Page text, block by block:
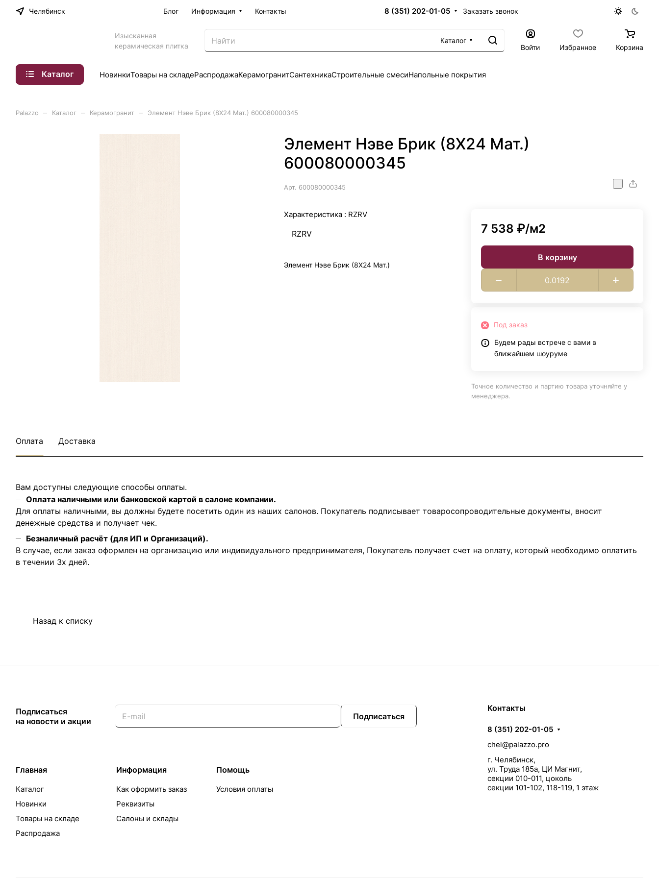
Челябинск Блог Информация Контакты 8 (351) 202-01-05 Заказать звонок
Изысканная
керамическая плитка
Каталог
Войти
Избранное Корзина
Каталог НовинкиТовары на складеРаспродажаКерамогранитСантехникаСтроительные смесиНапольные покрытия
Palazzo Каталог Керамогранит Элемент Нэве Брик (8X24 Мат.) 600080000345
Элемент Нэве Брик (8X24 Мат.)
600080000345
Арт. 600080000345
Характеристика : RZRV
RZRV
Элемент Нэве Брик (8X24 Мат.)
7 538 ₽/м2
В корзину
Под заказ
Будем рады встрече с вами в
ближайшем шоуруме
Точное количество и партию товара уточняйте у
менеджера.
Оплата Доставка
Вам доступны следующие способы оплаты.
Оплата наличными или банковской картой в салоне компании.
Для оплаты наличными, вы должны будете посетить один из наших салонов. Покупатель подписывает товаросопроводительные документы, вносит
денежные средства и получает чек.
Безналичный расчёт (для ИП и Организаций).
В случае, если заказ оформлен на организацию или индивидуального предпринимателя, Покупатель получает счет на оплату, который необходимо оплатить
в течении 3х дней.
Назад к списку
Подписаться
на новости и акции
Подписаться
Главная
Каталог
Новинки
Товары на складе
Распродажа
Информация
Как оформить заказ
Реквизиты
Салоны и склады
Помощь
Условия оплаты
Контакты
8 (351) 202-01-05
chel@palazzo.pro
г. Челябинск,
ул. Труда 185а, ЦИ Магнит,
секции 010-011, цоколь
секции 101-102, 118-119, 1 этаж